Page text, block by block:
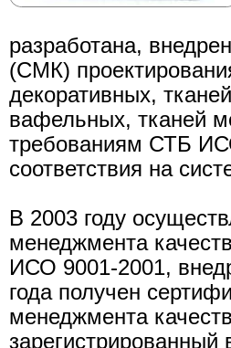
разработана,
(СМК)
декоративных,
вафельных, тканей
требованиям СТБ
соответствия на
В 2003 году
менеджмента
ИСО 9001-2001,
года получен
менеджмента